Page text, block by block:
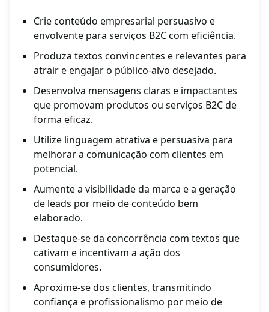
Crie conteúdo empresarial persuasivo e
envolvente para serviços B2C com eficiência.
Produza textos convincentes e relevantes para
atrair e engajar o público-alvo desejado.
Desenvolva mensagens claras e impactantes
que promovam produtos ou serviços B2C de
forma eficaz.
Utilize linguagem atrativa e persuasiva para
melhorar a comunicação com clientes em
potencial.
Aumente a visibilidade da marca e a geração
de leads por meio de conteúdo bem
elaborado.
Destaque-se da concorrência com textos que
cativam e incentivam a ação dos
consumidores.
Aproxime-se dos clientes, transmitindo
confiança e profissionalismo por meio de